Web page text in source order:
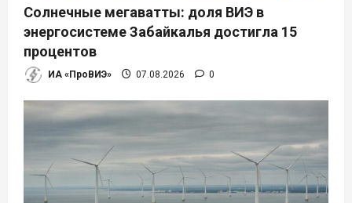
Солнечные мегаватты: доля ВИЭ в
энергосистеме Забайкалья достигла 15
процентов
ИА «ПроВИЭ» 07.08.2026 0